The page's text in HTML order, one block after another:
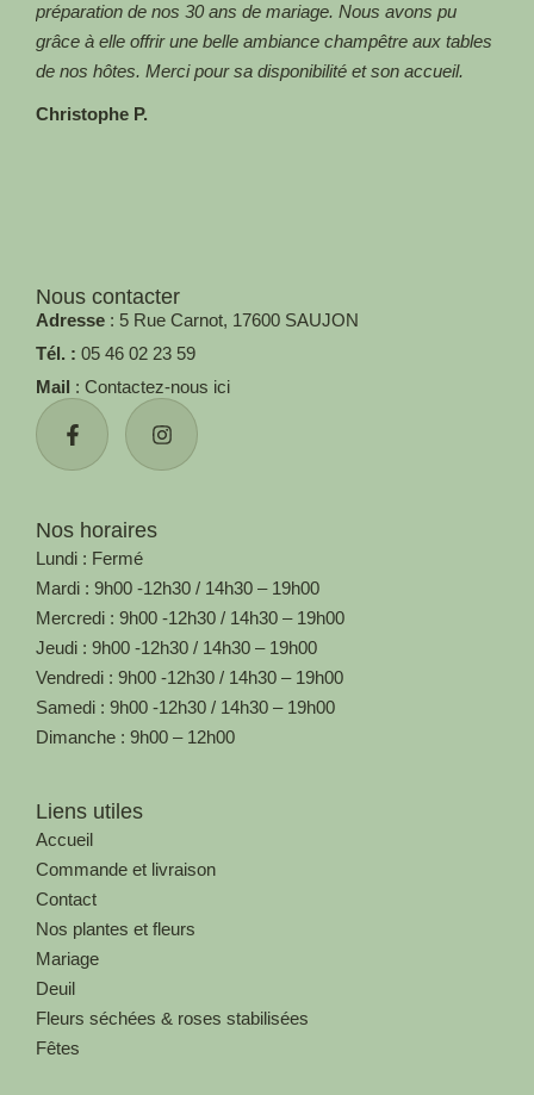
préparation de nos 30 ans de mariage. Nous avons pu
grâce à elle offrir une belle ambiance champêtre aux tables
de nos hôtes. Merci pour sa disponibilité et son accueil.
Christophe P.
Nous contacter
Adresse : 5 Rue Carnot, 17600 SAUJON
Tél. : 05 46 02 23 59
Mail : Contactez-nous ici
Nos horaires
Lundi : Fermé
Mardi : 9h00 -12h30 / 14h30 – 19h00
Mercredi : 9h00 -12h30 / 14h30 – 19h00
Jeudi : 9h00 -12h30 / 14h30 – 19h00
Vendredi : 9h00 -12h30 / 14h30 – 19h00
Samedi : 9h00 -12h30 / 14h30 – 19h00
Dimanche : 9h00 – 12h00
Liens utiles
Accueil
Commande et livraison
Contact
Nos plantes et fleurs
Mariage
Deuil
Fleurs séchées & roses stabilisées
Fêtes